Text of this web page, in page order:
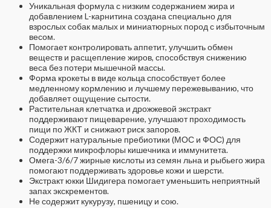
Уникальная формула с низким содержанием жира и
добавлением L-карнитина создана специально для
взрослых собак малых и миниатюрных пород с избыточным
весом.
Помогает контролировать аппетит, улучшить обмен
веществ и расщепление жиров, способствуя снижению
веса без потери мышечной массы.
Форма крокеты в виде кольца способствует более
медленному кормлению и лучшему пережевыванию, что
добавляет ощущение сытости.
Растительная клетчатка и дрожжевой экстракт
поддерживают пищеварение, улучшают проходимость
пищи по ЖКТ и снижают риск запоров.
Содержит натуральные пребиотики (МОС и ФОС) для
поддержки микрофлоры кишечника и иммунитета.
Омега-3/6/7 жирные кислоты из семян льна и рыбьего жира
помогают поддерживать здоровье кожи и шерсти.
Экстракт юкки Шидигера помогает уменьшить неприятный
запах экскрементов.
Не содержит кукурузу, пшеницу и сою.